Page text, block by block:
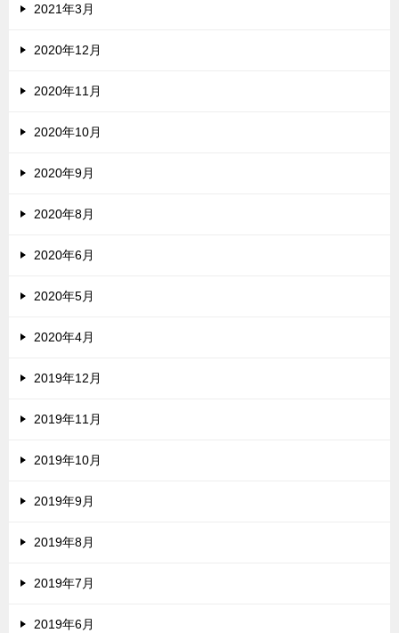
2021年3月
2020年12月
2020年11月
2020年10月
2020年9月
2020年8月
2020年6月
2020年5月
2020年4月
2019年12月
2019年11月
2019年10月
2019年9月
2019年8月
2019年7月
2019年6月